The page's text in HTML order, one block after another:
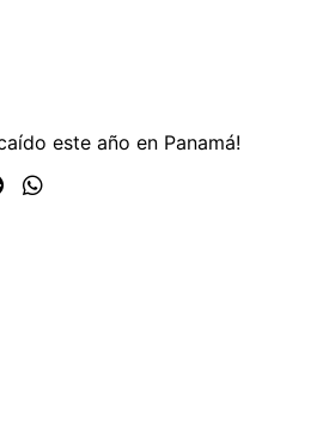
este año en Panamá!